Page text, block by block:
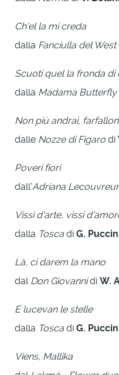
Ch'el la mi creda
dalla Fanciulla del West
Scuoti quel la fronda di
dalla Madama Butterfly
Non più andrai,
dalle Nozze di Figaro di
Poveri fiori
dall'Adriana Lecouvreur
Vissi d'arte, vissi
dalla Tosca di G.
Là, ci darem la mano
dal Don Giovannidi W.
E lucevan le stelle
dalla Tosca di G.
Viens, Mallika